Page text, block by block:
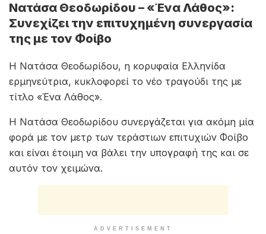
Νατάσα Θεοδωρίδου – «Ένα Λάθος»:
Συνεχίζει την επιτυχημένη συνεργασία
της με τον Φοίβο
Η Νατάσα Θεοδωρίδου, η κορυφαία Ελληνίδα
ερμηνεύτρια, κυκλοφορεί το νέο τραγούδι της με
τίτλο «Ένα Λάθος».
Η Νατάσα Θεοδωρίδου συνεργάζεται για ακόμη μία
φορά με τον μετρ των τεράστιων επιτυχιών Φοίβο
και είναι έτοιμη να βάλει την υπογραφή της και σε
αυτόν τον χειμώνα.
ADVERTISEMENT